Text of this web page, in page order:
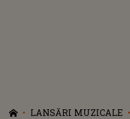
LANSĂRI MUZICALE